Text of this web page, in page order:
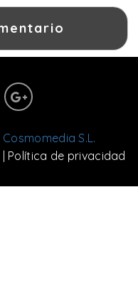
Cosmomedia S.L.
| Política de privacidad